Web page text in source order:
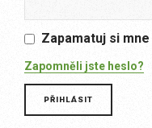
Zapamatuj si mne
Zapomněli jste heslo?